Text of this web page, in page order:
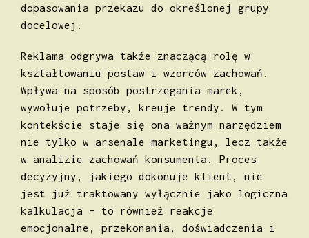
dopasowania przekazu do określonej grupy
docelowej.
Reklama odgrywa także znaczącą rolę w
kształtowaniu postaw i wzorców zachowań.
Wpływa na sposób postrzegania marek,
wywołuje potrzeby, kreuje trendy. W tym
kontekście staje się ona ważnym narzędziem
nie tylko w arsenale marketingu, lecz także
w analizie zachowań konsumenta. Proces
decyzyjny, jakiego dokonuje klient, nie
jest już traktowany wyłącznie jako logiczna
kalkulacja – to również reakcje
emocjonalne, przekonania, doświadczenia i